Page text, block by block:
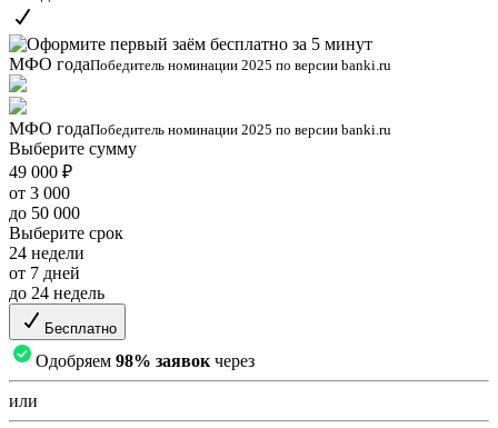
МФО годаПобедитель номинации 2025 по версии banki.ru
МФО годаПобедитель номинации 2025 по версии banki.ru
Выберите сумму
49 000 ₽
от 3 000
до 50 000
Выберите срок
24 недели
от 7 дней
до 24 недель
Бесплатно
Одобряем 98% заявок через
или